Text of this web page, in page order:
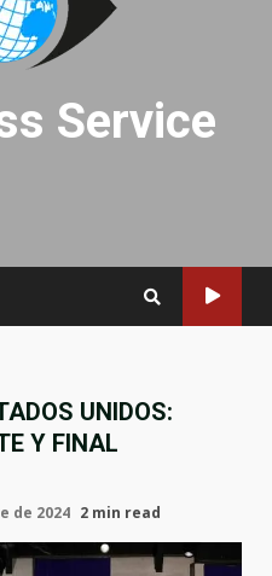
Service
UNIDOS:
Y FINAL
de 2024 2 min read